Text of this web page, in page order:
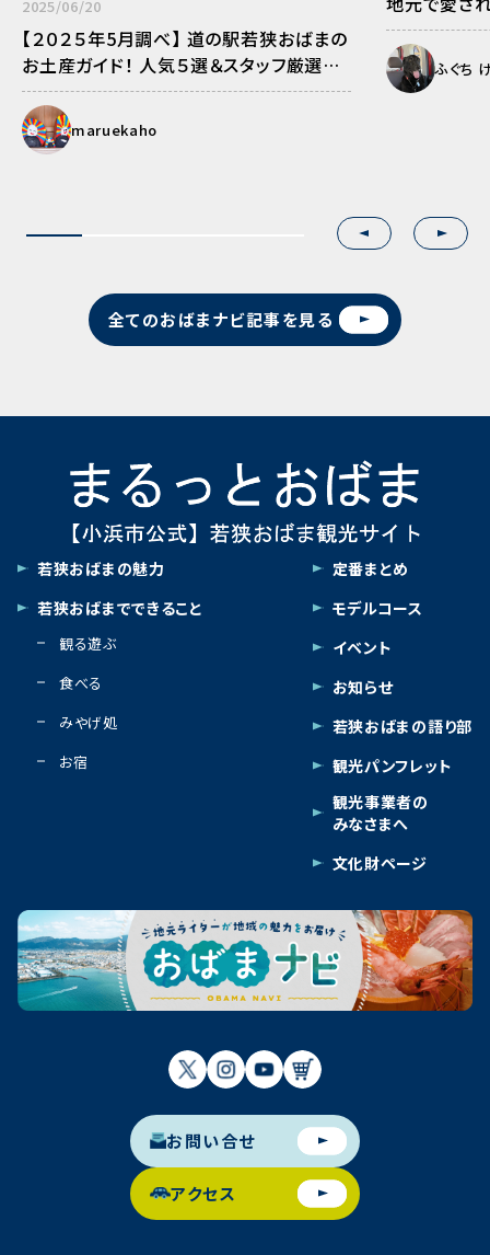
2025/06/20
【２０２５年5月調べ】 道の駅若狭おばまの
お土産ガイド！ 人気５選＆スタッフ厳選の
オススメ品。
maruekaho
ふぐち
Next
1 2
2026/08/03
若狭彦神社・若狭姫神社の自然に癒やさ
れる参拝旅 キッチンラグーで味わう肉汁
あふれるハンバーグランチも
藤原ひろこ
2026/08/06
【初心者・
体験！
Next
1
全てのおばまナビ記事を見る
若狭おばまの魅力
若狭おばまでできること
観る遊ぶ
食べる
みやげ処
お宿
定番まとめ
モデルコース
イベント
お知らせ
若狭おばまの語り部
観光パンフレット
観光事業者の
みなさまへ
文化財ページ
お問い合せ
アクセス